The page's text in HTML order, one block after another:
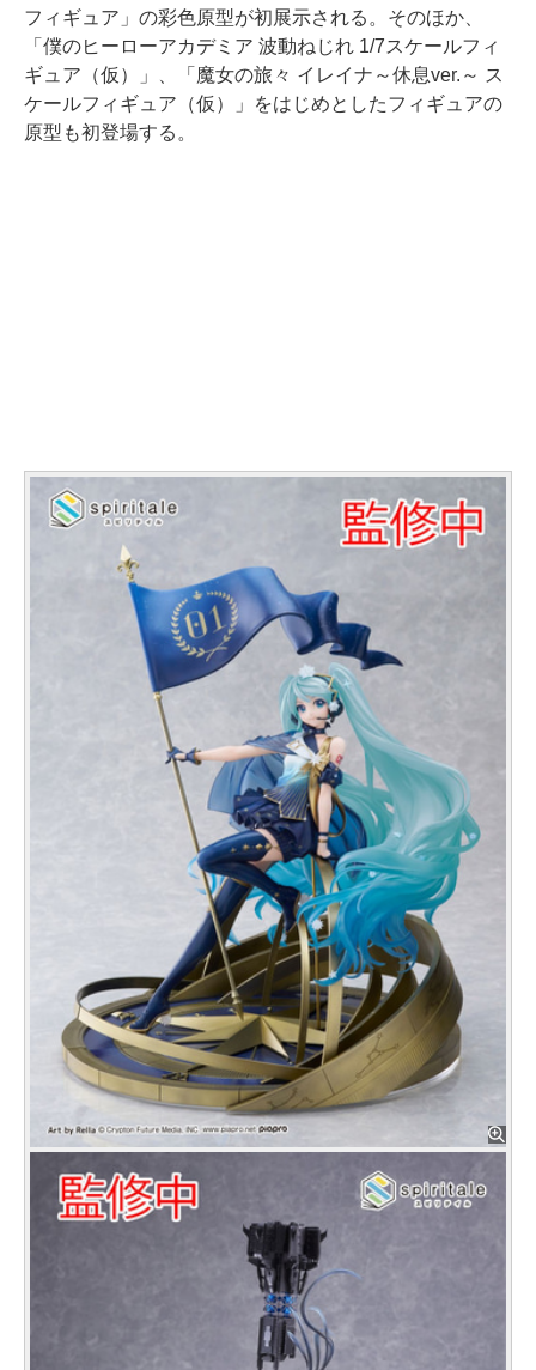
フィギュア」の彩色原型が初展示される。そのほか、
「僕のヒーローアカデミア 波動ねじれ 1/7スケールフィ
ギュア（仮）」、「魔女の旅々 イレイナ～休息ver.～ ス
ケールフィギュア（仮）」をはじめとしたフィギュアの
原型も初登場する。